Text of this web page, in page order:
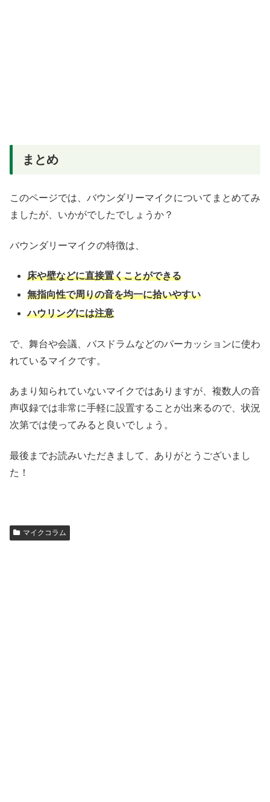
まとめ
このページでは、バウンダリーマイクについてまとめてみ
ましたが、いかがでしたでしょうか？
バウンダリーマイクの特徴は、
床や壁などに直接置くことができる
無指向性で周りの音を均一に拾いやすい
ハウリングには注意
で、舞台や会議、バスドラムなどのパーカッションに使わ
れているマイクです。
あまり知られていないマイクではありますが、複数人の音
声収録では非常に手軽に設置することが出来るので、状況
次第では使ってみると良いでしょう。
最後までお読みいただきまして、ありがとうございまし
た！
マイクコラム